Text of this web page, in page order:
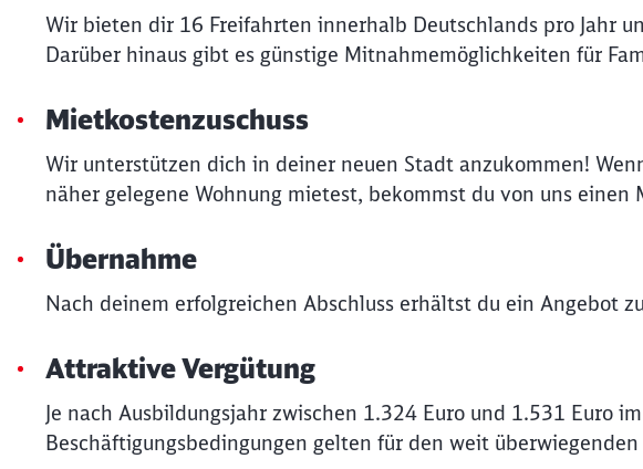
Wir bieten dir 16 Freifahrten innerhalb Deutschlands pro Jahr
Darüber hinaus gibt es günstige Mitnahmemöglichkeiten für
Mietkostenzuschuss
Wir unterstützen dich in deiner neuen Stadt anzukommen!
näher gelegene Wohnung mietest, bekommst du von uns
Übernahme
Nach deinem erfolgreichen Abschluss erhältst du ein Angebot
Attraktive Vergütung
Je nach Ausbildungsjahr zwischen 1.324 Euro und 1.531 Euro
Beschäftigungsbedingungen gelten für den weit